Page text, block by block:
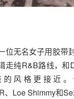
位无名女子用胶带
走纯R&B路线，和
风格更接近
Loe Shimmy和